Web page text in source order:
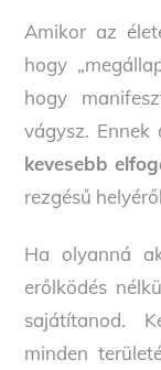
Amikor az
hogy
hogy
vágysz.
kevesebb
rezgésű
Ha olyanná
erőlködés
sajátítanod.
minden